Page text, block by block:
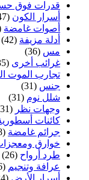
قدرات فوق
أسرار الكون (47)
أصوات غامضة
أدلة مزيفة (42)
مس (36)
غرائب أخرى (35)
تجارب الموت
جنس (31)
شلل نوم (31)
وجهات نظر (31)
كائنات
جرائم غامضة (28)
خوارق
طرد أرواح (26)
عرافة وتنجيم (26)